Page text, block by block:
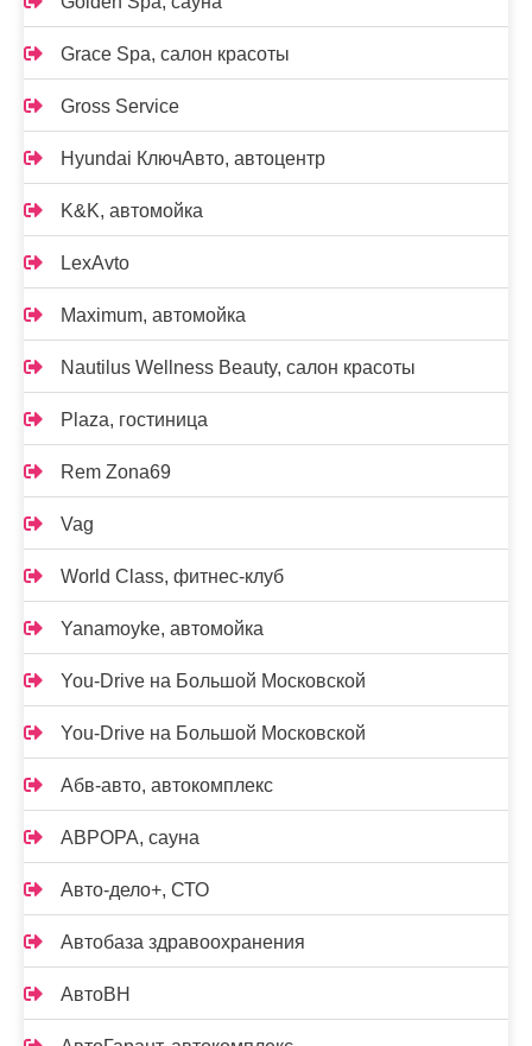
Grace Spa, салон красоты
Gross Service
Hyundai КлючАвто, автоцентр
K&K, автомойка
LexAvto
Maximum, автомойка
Nautilus Wellness Beauty, салон красоты
Plaza, гостиница
Rem Zona69
Vag
World Class, фитнес-клуб
Yanamoyke, автомойка
You-Drive на Большой Московской
You-Drive на Большой Московской
Абв-авто, автокомплекс
АВРОРА, сауна
Авто-дело+, СТО
Автобаза здравоохранения
АвтоВН